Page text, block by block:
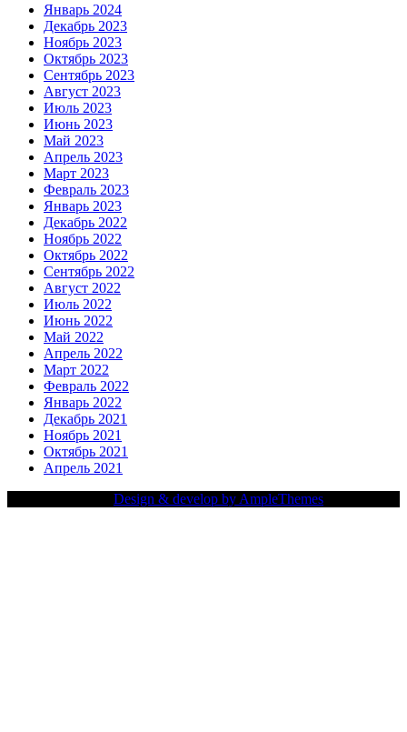
Январь 2024
Декабрь 2023
Ноябрь 2023
Октябрь 2023
Сентябрь 2023
Август 2023
Июль 2023
Июнь 2023
Май 2023
Апрель 2023
Март 2023
Февраль 2023
Январь 2023
Декабрь 2022
Ноябрь 2022
Октябрь 2022
Сентябрь 2022
Август 2022
Июль 2022
Июнь 2022
Май 2022
Апрель 2022
Март 2022
Февраль 2022
Январь 2022
Декабрь 2021
Ноябрь 2021
Октябрь 2021
Апрель 2021
Design & develop by AmpleThemes